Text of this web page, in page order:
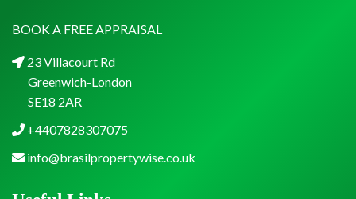
BOOK A FREE APPRAISAL
23 Villacourt Rd
Greenwich-London
SE18 2AR
+4407828307075
info@brasilpropertywise.co.uk